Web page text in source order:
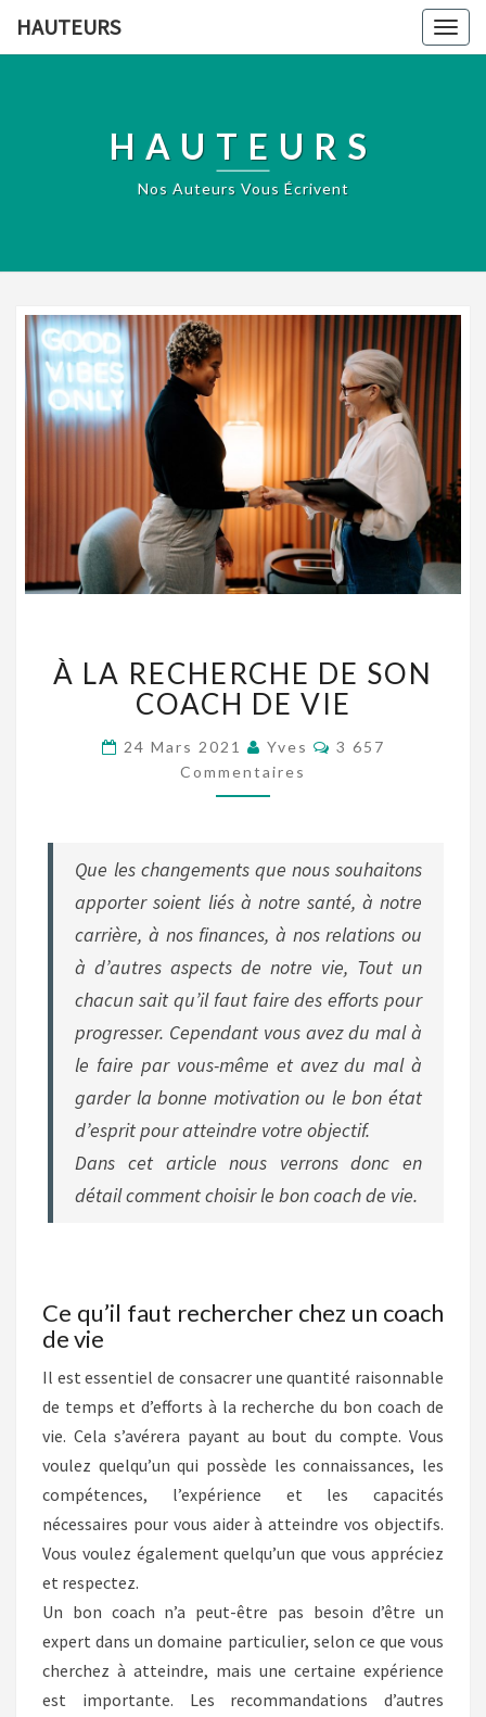
HAUTEURS
HAUTEURS
Nos Auteurs Vous Écrivent
LA
RECHERCHE
DE
SON
COACH
DE
À LA RECHERCHE DE SON
COACH DE VIE
24 Mars 2021 Yves Commentaires
3 657
Commentaires
Que les changements que nous souhaitons
apporter soient liés à notre santé, à notre
carrière, à nos finances, à nos relations ou
à d’autres aspects de notre vie, Tout un
chacun sait qu’il faut faire des efforts pour
progresser. Cependant vous avez du mal à
le faire par vous-même et avez du mal à
garder la bonne motivation ou le bon état
d’esprit pour atteindre votre objectif.
Dans cet article nous verrons donc en
détail comment choisir le bon coach de vie.
Ce qu’il faut rechercher chez un coach
de vie
Il est essentiel de consacrer une quantité raisonnable
de temps et d’efforts à la recherche du bon coach de
vie. Cela s’avérera payant au bout du compte. Vous
voulez quelqu’un qui possède les connaissances, les
compétences, l’expérience et les capacités
nécessaires pour vous aider à atteindre vos objectifs.
Vous voulez également quelqu’un que vous appréciez
et respectez.
Un bon coach n’a peut-être pas besoin d’être un
expert dans un domaine particulier, selon ce que vous
cherchez à atteindre, mais une certaine expérience
est importante. Les recommandations d’autres